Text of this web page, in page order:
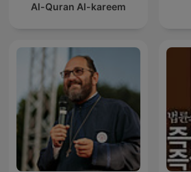
Al-Quran Al-kareem